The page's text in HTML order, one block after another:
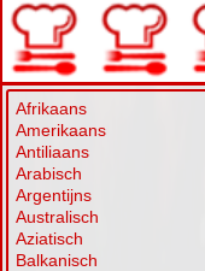
Afrikaans
Amerikaans
Antiliaans
Arabisch
Argentijns
Australisch
Aziatisch
Balkanisch